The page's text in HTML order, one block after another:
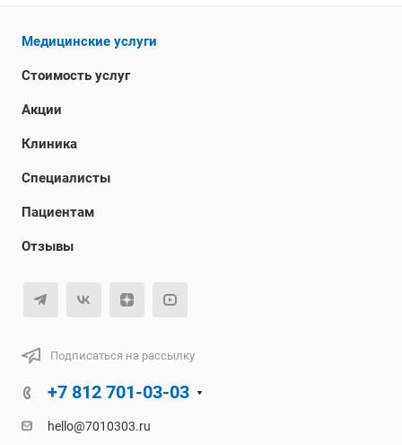
Медицинские услуги
Стоимость услуг
Акции
Клиника
Специалисты
Пациентам
Отзывы
Подписаться на рассылку
+7 812 701-03-03
hello@7010303.ru